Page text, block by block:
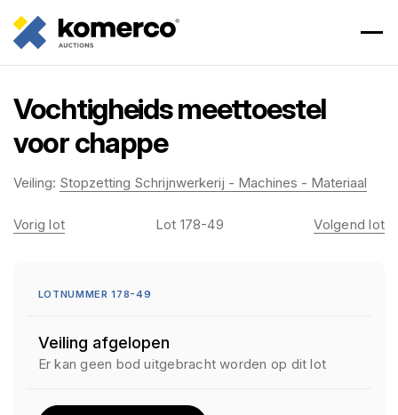
Vochtigheids meettoestel
voor chappe
Veiling: Stopzetting Schrijnwerkerij - Machines - Materiaal
Vorig lot Lot 178-49 Volgend lot
LOTNUMMER 178-49
Veiling afgelopen
Er kan geen bod uitgebracht worden op dit lot